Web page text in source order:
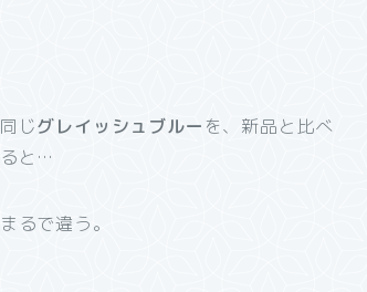
同じグレイッシュブルーを、新品と比べ
ると…
まるで違う。